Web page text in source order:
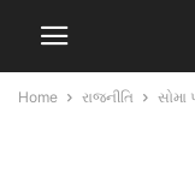
Home રાજનીતિ સોમા